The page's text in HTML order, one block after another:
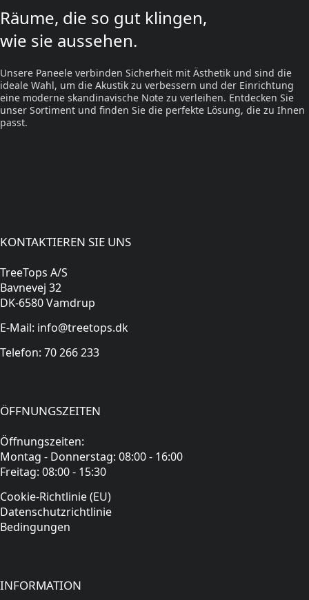
Räume, die so gut klingen,
wie sie aussehen.
Unsere Paneele verbinden Sicherheit mit Ästhetik und sind die
ideale Wahl, um die Akustik zu verbessern und der Einrichtung
eine moderne skandinavische Note zu verleihen. Entdecken Sie
unser Sortiment und finden Sie die perfekte Lösung, die zu Ihnen
passt.
KONTAKTIEREN SIE UNS
TreeTops A/S
Bavnevej 32
DK-6580 Vamdrup
E-Mail: info@treetops.dk
Telefon: 70 266 233
ÖFFNUNGSZEITEN
Öffnungszeiten:
Montag - Donnerstag: 08:00 - 16:00
Freitag: 08:00 - 15:30
Cookie-Richtlinie (EU)
Datenschutzrichtlinie
Bedingungen
INFORMATION